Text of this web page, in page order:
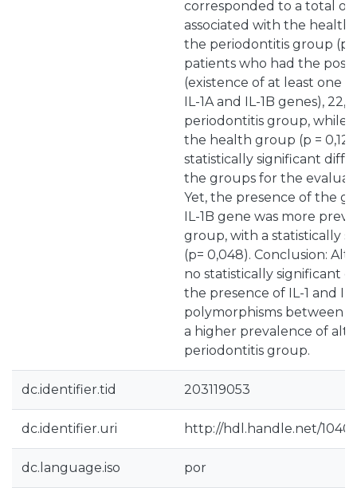
corresponded to a total of
associated with the health
the periodontitis group (p
patients who had the
(existence of at least one
IL-1A and IL-1B genes),
periodontitis group, while
the health group (p =
statistically significant
the groups for the
Yet, the presence of the
IL-1B gene was more
group, with a statistically
(p= 0,048). Conclusion:
no statistically significant
the presence of IL-1 and
polymorphisms between
a higher prevalence of
periodontitis group.
dc.identifier.tid 203119053
dc.identifier.uri http://hdl.handle.net/
dc.language.iso por